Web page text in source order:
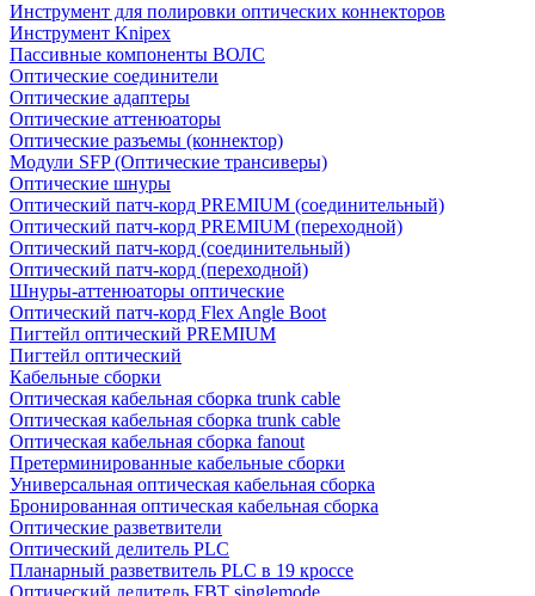
Инструмент для полировки оптических коннекторов
Инструмент Knipex
Пассивные компоненты ВОЛС
Оптические соединители
Оптические адаптеры
Оптические аттенюаторы
Оптические разъемы (коннектор)
Модули SFP (Оптические трансиверы)
Оптические шнуры
Оптический патч-корд PREMIUM (соединительный)
Оптический патч-корд PREMIUM (переходной)
Оптический патч-корд (соединительный)
Оптический патч-корд (переходной)
Шнуры-аттенюаторы оптические
Оптический патч-корд Flex Angle Boot
Пигтейл оптический PREMIUM
Пигтейл оптический
Кабельные сборки
Оптическая кабельная сборка trunk cable
Оптическая кабельная сборка trunk cable
Оптическая кабельная сборка fanout
Претерминированные кабельные сборки
Универсальная оптическая кабельная сборка
Бронированная оптическая кабельная сборка
Оптические разветвители
Оптический делитель PLC
Планарный разветвитель PLC в 19 кроссе
Оптический делитель FBT singlemode